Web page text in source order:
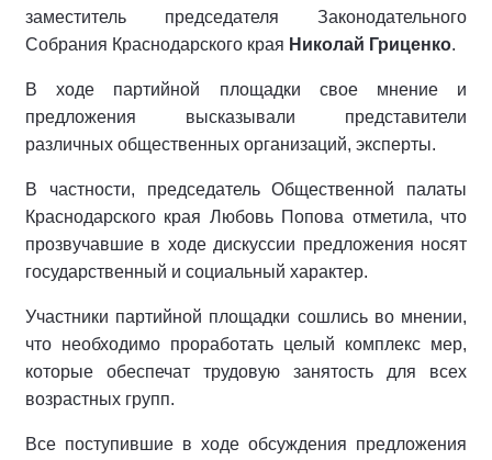
заместитель председателя Законодательного
Собрания Краснодарского края Николай Гриценко.
В ходе партийной площадки свое мнение и
предложения высказывали представители
различных общественных организаций, эксперты.
В частности, председатель Общественной палаты
Краснодарского края Любовь Попова отметила, что
прозвучавшие в ходе дискуссии предложения носят
государственный и социальный характер.
Участники партийной площадки сошлись во мнении,
что необходимо проработать целый комплекс мер,
которые обеспечат трудовую занятость для всех
возрастных групп.
Все поступившие в ходе обсуждения предложения